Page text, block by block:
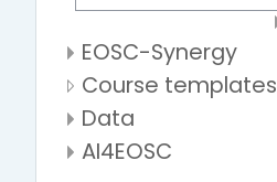
EOSC-Synergy
Course templates
Data
AI4EOSC